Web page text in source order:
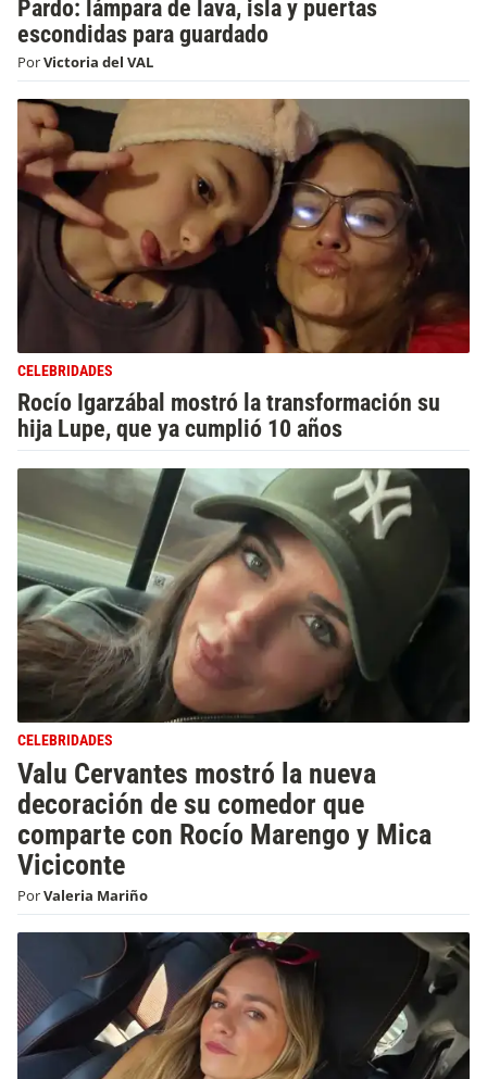
Pardo: lámpara de lava, isla y puertas
escondidas para guardado
PorVictoria del VAL
CELEBRIDADES
Rocío Igarzábal mostró la transformación su
hija Lupe, que ya cumplió 10 años
CELEBRIDADES
Valu Cervantes mostró la nueva
decoración de su comedor que
comparte con Rocío Marengo y Mica
Viciconte
PorValeria Mariño